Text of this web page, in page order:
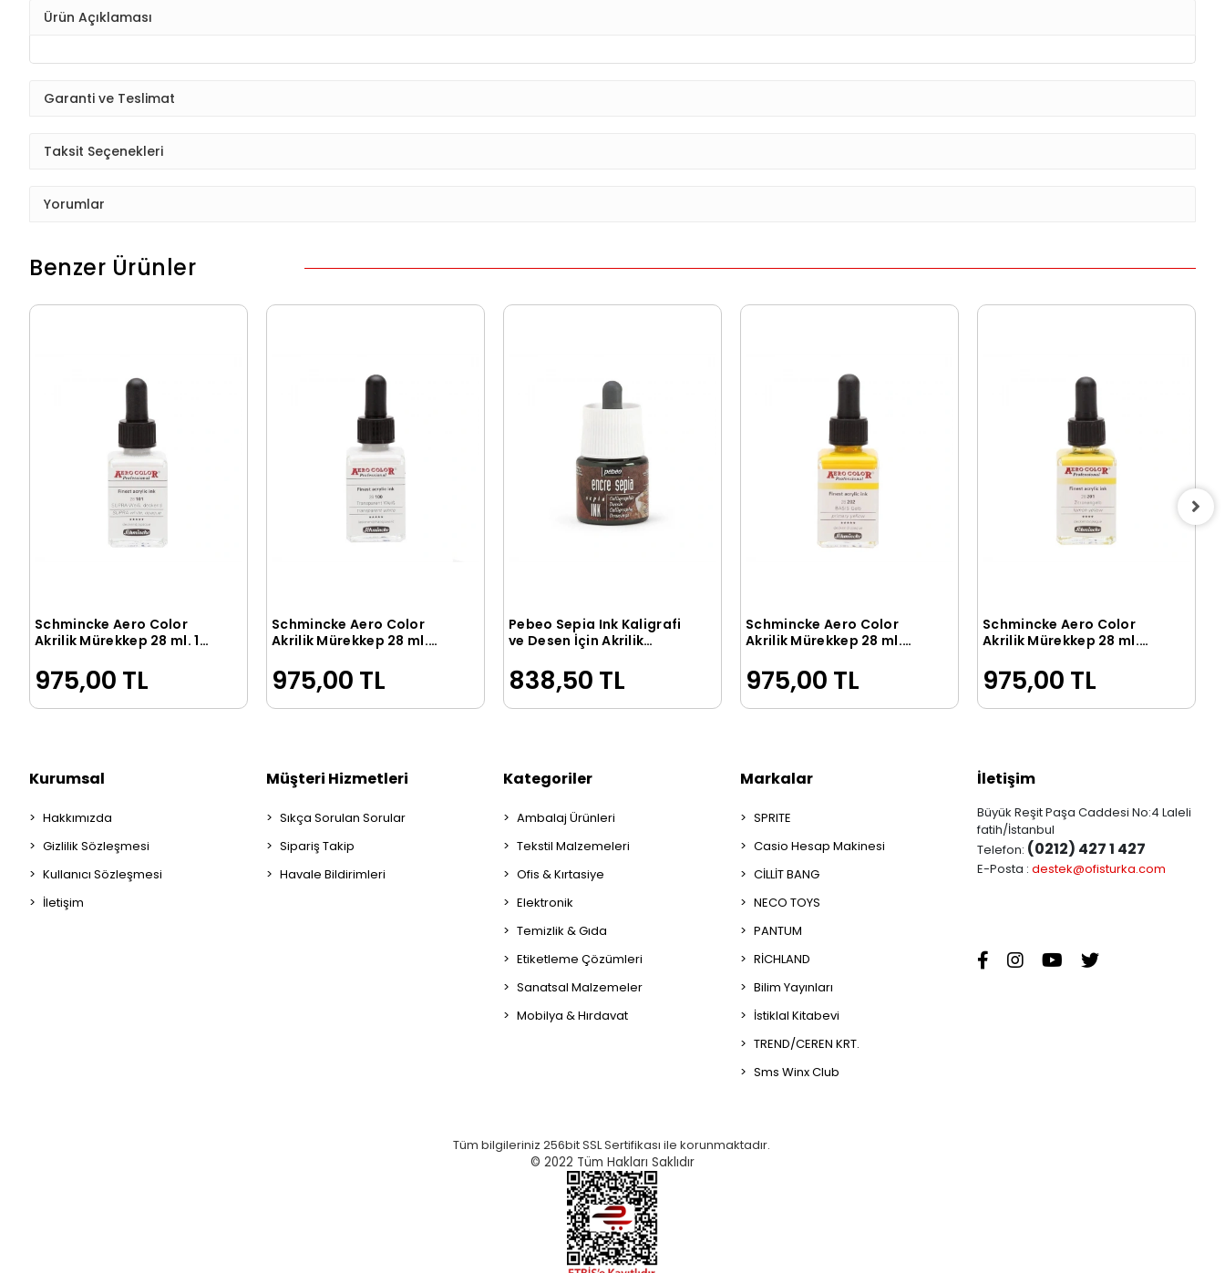
Ürün Açıklaması
Garanti ve Teslimat
Taksit Seçenekleri
Yorumlar
Benzer Ürünler
Sepete Ekle
Schmincke Aero Color
Akrilik Mürekkep 28 ml. 101
975,00 TL
Sepete Ekle
Schmincke Aero Color
Akrilik Mürekkep 28 ml.
975,00 TL
Sepete Ekle
Pebeo Sepia Ink Kaligrafi
ve Desen İçin Akrilik
838,50 TL
Sepete Ekle
Schmincke Aero Color
Akrilik Mürekkep 28 ml.
975,00 TL
Sepete Ekle
Schmincke Aero Color
Akrilik Mürekkep 28 ml.
975,00 TL
Kurumsal
Hakkımızda
Gizlilik Sözleşmesi
Kullanıcı Sözleşmesi
İletişim
Müşteri Hizmetleri
Sıkça Sorulan Sorular
Sipariş Takip
Havale Bildirimleri
Kategoriler
Ambalaj Ürünleri
Tekstil Malzemeleri
Ofis & Kırtasiye
Elektronik
Temizlik & Gıda
Etiketleme Çözümleri
Sanatsal Malzemeler
Mobilya & Hırdavat
Markalar
SPRITE
Casio Hesap Makinesi
CİLLİT BANG
NECO TOYS
PANTUM
RİCHLAND
Bilim Yayınları
İstiklal Kitabevi
TREND/CEREN KRT.
Sms Winx Club
İletişim
Büyük Reşit Paşa Caddesi No:4 Laleli
fatih/İstanbul
Telefon: (0212) 427 1 427
E-Posta : destek@ofisturka.com
Tüm bilgileriniz 256bit SSL Sertifikası ile korunmaktadır.
© 2022 Tüm Hakları Saklıdır